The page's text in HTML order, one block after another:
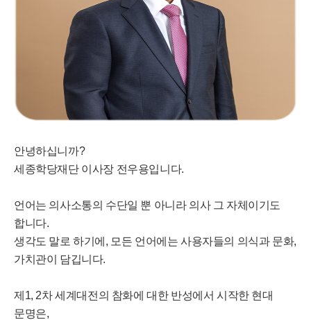
안녕하십니까?
세종학당재단 이사장 전우용입니다.
언어는 의사소통의 수단일 뿐 아니라 의사 그 자체이기도
합니다.
생각도 말로 하기에, 모든 언어에는 사용자들의 의식과 문화,
가치관이 담깁니다.
제1, 2차 세계대전의 참화에 대한 반성에서 시작한 현대
문명은,